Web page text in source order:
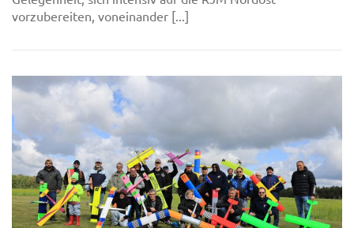
vorzubereiten, voneinander [...]